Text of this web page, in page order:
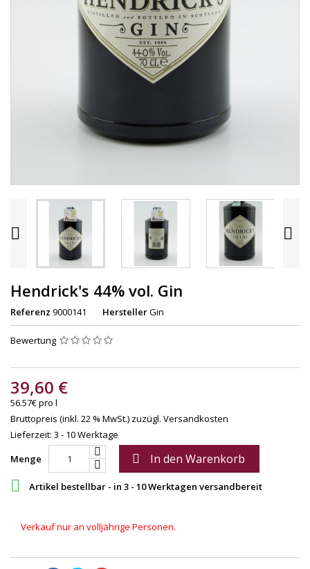
 
Hendrick's 44% vol. Gin
Referenz 9000141 HerstellerGin
Bewertung
39,60 €
56.57€ pro l
Bruttopreis (inkl. 22 % MwSt.) zuzügl. Versandkosten
Lieferzeit: 3 - 10 Werktage
Menge
 In den Warenkorb
 Artikel bestellbar - in 3 - 10 Werktagen versandbereit
Verkauf nur an volljährige Personen.